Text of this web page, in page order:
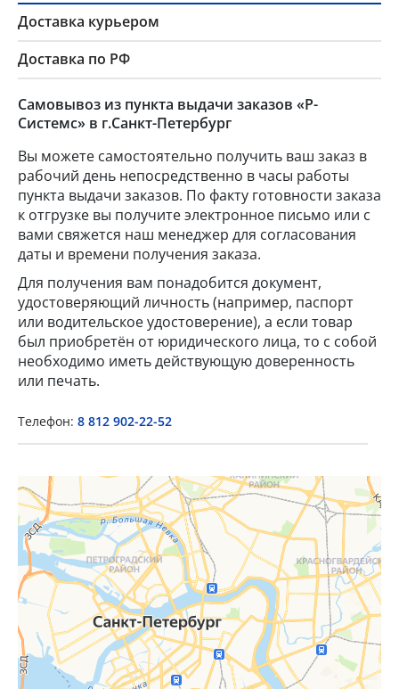
Доставка курьером
Доставка по РФ
Самовывоз из пункта выдачи заказов «Р-
Системс» в г.Санкт-Петербург
Вы можете самостоятельно получить ваш заказ в
рабочий день непосредственно в часы работы
пункта выдачи заказов. По факту готовности заказа
к отгрузке вы получите электронное письмо или с
вами свяжется наш менеджер для согласования
даты и времени получения заказа.
Для получения вам понадобится документ,
удостоверяющий личность (например, паспорт
или водительское удостоверение), а если товар
был приобретён от юридического лица, то с собой
необходимо иметь действующую доверенность
или печать.
Телефон: 8 812 902-22-52
×